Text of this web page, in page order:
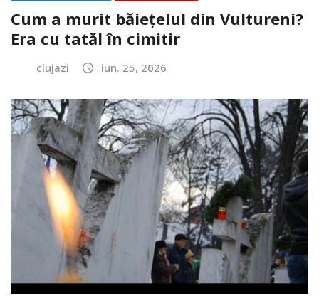
Cum a murit băiețelul din Vultureni?
Era cu tatăl în cimitir
clujazi iun. 25, 2026